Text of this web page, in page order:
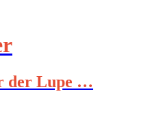
der Lupe …